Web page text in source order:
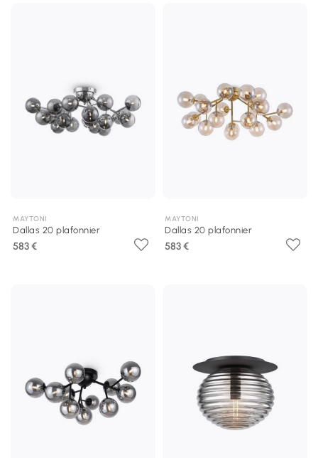
MAYTONI
Dallas 20 plafonnier
583 €
MAYTONI
Dallas 20 plafonnier
583 €